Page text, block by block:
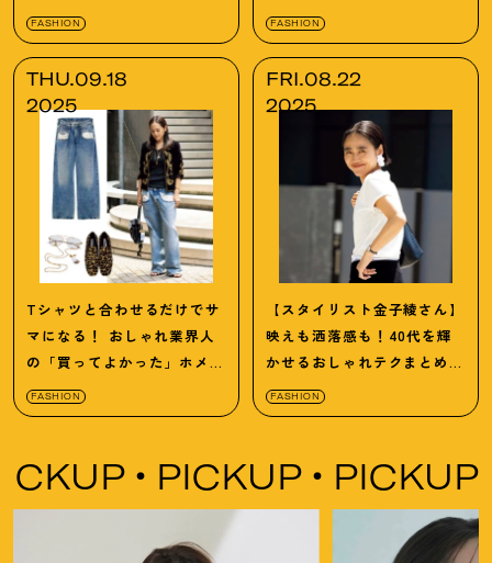
レサージュ】
FASHION
のがカギ！
FASHION
THU.09.18
2025
Tシャツと合わせるだけでサ
マになる！ おしゃれ業界人
の「買ってよかった」ホメら
れデニム
FASHION
FRI.08.22
2025
【スタイリスト金子綾さん】
映えも洒落感も！40代を輝
かせるおしゃれテクまとめ｜
完全版
FASHION
PICKUP PICKUP